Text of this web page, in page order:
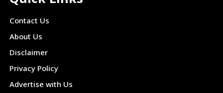
Contact Us
About Us
Disclaimer
Privacy Policy
Advertise with Us